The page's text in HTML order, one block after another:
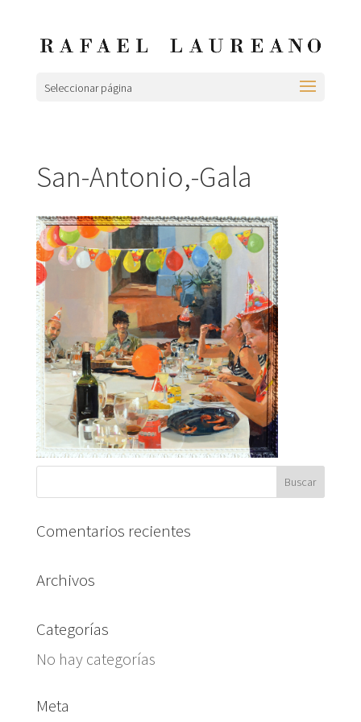
Seleccionar página
San-Antonio,-Gala
Comentarios recientes
Archivos
Categorías
No hay categorías
Meta